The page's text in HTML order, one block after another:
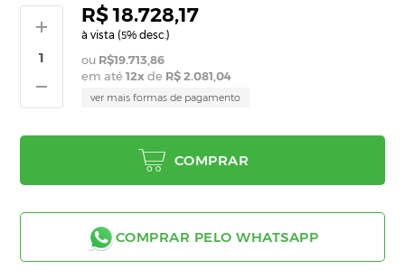
R$ 18.728,17
à vista (5% desc.)
R$19.713,86
em até12x de R$ 2.081,04
ver mais formas de pagamento
COMPRAR
COMPRAR PELO WHATSAPP